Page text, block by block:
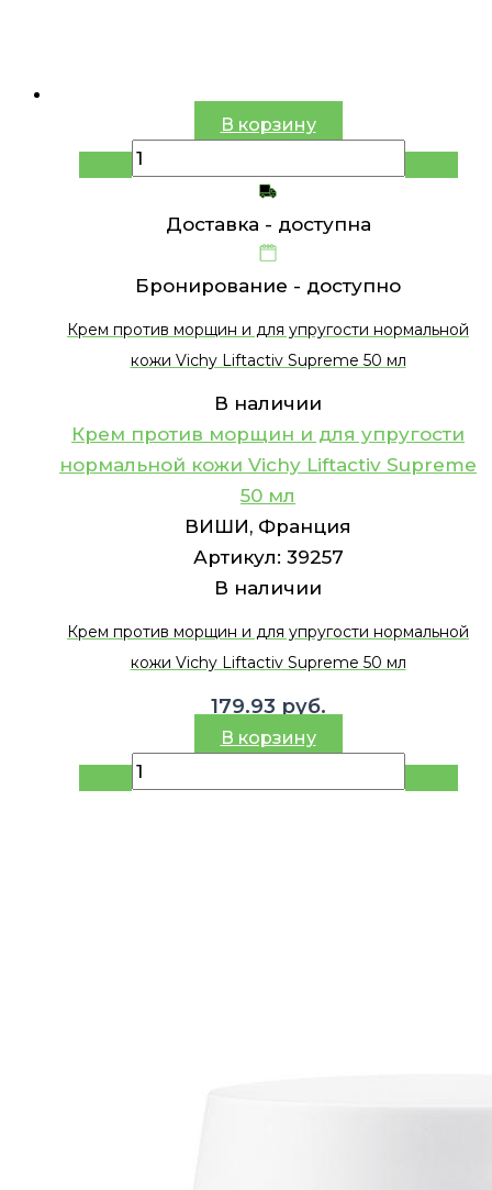
В корзину
Доставка - доступна
Бронирование - доступно
Крем против морщин и для упругости нормальной
кожи Vichy Liftactiv Supreme 50 мл
В наличии
Крем против морщин и для упругости
нормальной кожи Vichy Liftactiv Supreme
50 мл
ВИШИ, Франция
Артикул: 39257
В наличии
Крем против морщин и для упругости нормальной
кожи Vichy Liftactiv Supreme 50 мл
179.93 руб.
В корзину